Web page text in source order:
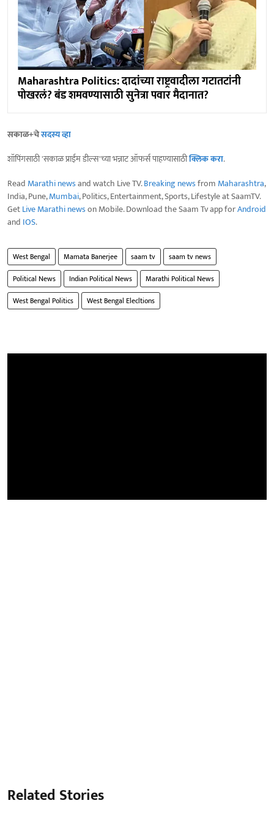
Maharashtra Politics: दादांच्या राष्ट्रवादीला गटातटांनी
पोखरलं? बंड शमवण्यासाठी सुनेत्रा पवार मैदानात?
सकाळ+चेसदस्य व्हा
शॉपिंगसाठी 'सकाळ प्राईम डील्स'च्या भन्नाट ऑफर्स पाहण्यासाठीक्लिक करा.
Read Marathi newsand watch Live TV.Breaking newsfrom Maharashtra,
India, Pune,Mumbai, Politics, Entertainment, Sports, Lifestyle at SaamTV.
GetLive Marathi newson Mobile. Download the Saam Tv app forAndroid
and IOS.
West Bengal Mamata Banerjee saam tv
saam tv news
Political News
Indian Political News
Marathi Political News
West Bengal Politics
West Bengal Elecltions
Related Stories